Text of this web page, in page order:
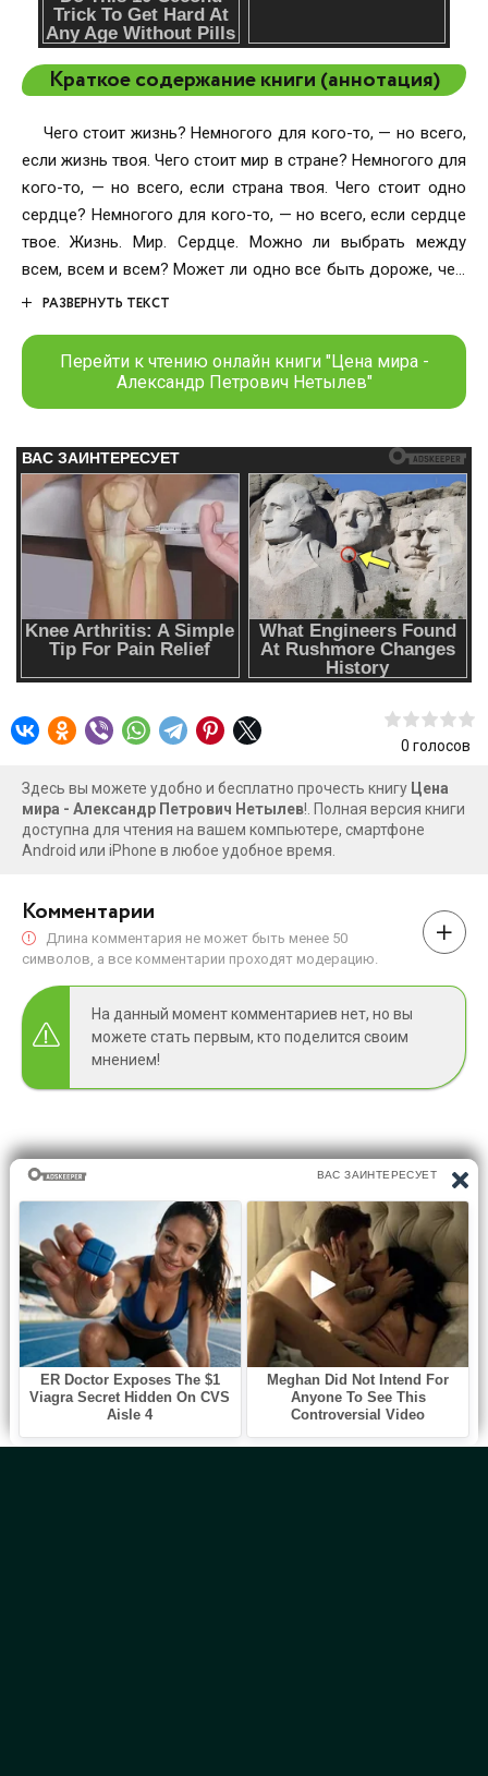
Краткое содержание книги (аннотация)
Чего стоит жизнь? Немногого для кого-то, — но всего,
если жизнь твоя. Чего стоит мир в стране? Немногого для
кого-то, — но всего, если страна твоя. Чего стоит одно
сердце? Немногого для кого-то, — но всего, если сердце
твое. Жизнь. Мир. Сердце. Можно ли выбрать между
всем, всем и всем? Может ли одно все быть дороже, чем
другое все? И какова в действительности будет цена
РАЗВЕРНУТЬ ТЕКСТ
Перейти к чтению онлайн книги "Цена мира -
Александр Петрович Нетылев"
0 голосов
Здесь вы можете удобно и бесплатно прочесть книгу Цена
мира - Александр Петрович Нетылев!. Полная версия книги
доступна для чтения на вашем компьютере, смартфоне
Android или iPhone в любое удобное время.
Комментарии
Длина комментария не может быть менее 50
символов, а все комментарии проходят модерацию.
На данный момент комментариев нет, но вы
можете стать первым, кто поделится своим
мнением!